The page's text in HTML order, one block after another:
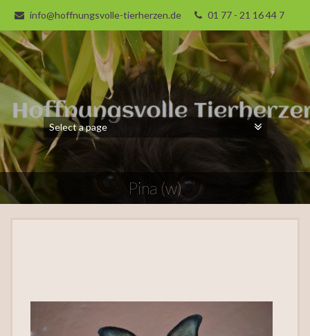
info@hoffnungsvolle-tierherzen.de 01 77 - 21 16 44 7
Pina (w)